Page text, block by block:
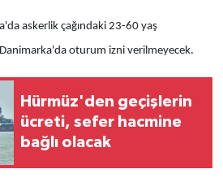
askerlik çağındaki 23-60 yaş
Danimarka'da oturum izni verilmeyecek.
Hürmüz'den geçişlerin
ücreti, sefer hacmine
bağlı olacak